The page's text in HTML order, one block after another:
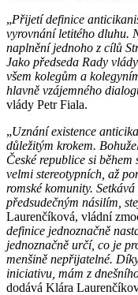
„Přijetí definice
vyrovnání letitého dluhu.
naplnění jednoho z cílů
Jako předseda Rady
všem kolegům a
hlavně vzájemného
vlády Petr Fiala.
„Uznání existence
důležitým krokem.
České republice si
velmi stereotypních, až
romské komunity.
předsudečným násilím,
Laurenčíková, vládní
definice jednoznačně
jednoznačně určí, co je
menšině nepřijatelné.
iniciativu, mám z
dodává Klára